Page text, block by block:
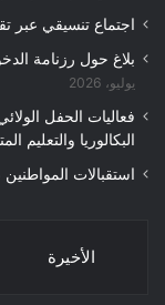
اجتماع تنسيقي عبر
بلاغ حول رزنامة الدخول
يوليو، 2026
فعاليات الحفل
البكالوريا والتعليم
استقبالات
الأخيرة